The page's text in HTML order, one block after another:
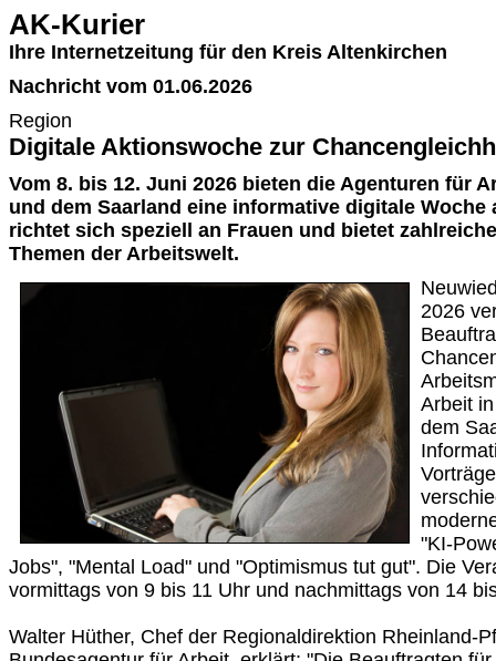
AK-Kurier
Ihre Internetzeitung für den Kreis Altenkirchen
Nachricht vom 01.06.2026
Region
Digitale Aktionswoche zur
Vom 8. bis 12. Juni 2026 bieten die Agenturen für
und dem Saarland eine informative digitale Woche
richtet sich speziell an Frauen und bietet
Themen der Arbeitswelt.
2026
Arbeit
dem
"KI-
Jobs", "Mental Load" und "Optimismus tut gut". Die
vormittags von 9 bis 11 Uhr und nachmittags von 14
Walter Hüther, Chef der Regionaldirektion Rheinland-